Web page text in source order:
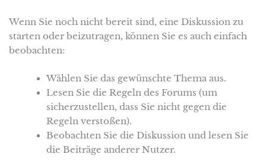
Wenn Sie noch nicht bereit sind, eine Diskussion zu
starten oder beizutragen, können Sie es auch einfach
beobachten:
Wählen Sie das gewünschte Thema aus.
Lesen Sie die Regeln des Forums (um
sicherzustellen, dass Sie nicht gegen die
Regeln verstoßen).
Beobachten Sie die Diskussion und lesen Sie
die Beiträge anderer Nutzer.